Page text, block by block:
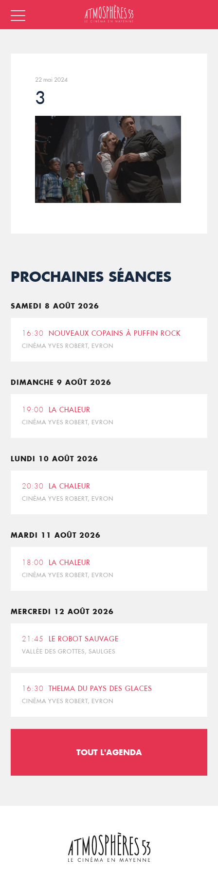
22 mai 2024
3
PROCHAINES SÉANCES
SAMEDI 8 AOÛT 2026
16:30 NOUVEAUX COPAINS À PUFFIN ROCK
CINÉMA YVES ROBERT, EVRON
DIMANCHE 9 AOÛT 2026
19:00 LA CHALEUR
CINÉMA YVES ROBERT, EVRON
LUNDI 10 AOÛT 2026
20:30 LA CHALEUR
CINÉMA YVES ROBERT, EVRON
MARDI 11 AOÛT 2026
18:00 LA CHALEUR
CINÉMA YVES ROBERT, EVRON
MERCREDI 12 AOÛT 2026
21:45 LE ROBOT SAUVAGE
VALLÉE DES GROTTES, SAULGES
16:30 THELMA DU PAYS DES GLACES
CINÉMA YVES ROBERT, EVRON
TOUT L'AGENDA